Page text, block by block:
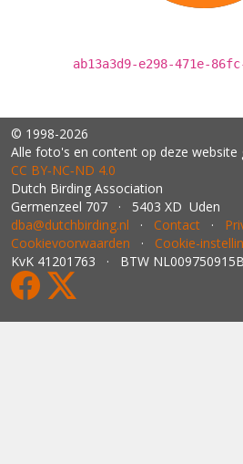
ab13a3d9-e298-471e-
© 1998-2026
Alle foto's en content op deze website
CC BY‑NC‑ND 4.0
Dutch Birding Association
Germenzeel 707 · 5403 XD Uden
dba@dutchbirding.nl · Contact ·
Cookievoorwaarden · Cookie-
KvK 41201763 · BTW